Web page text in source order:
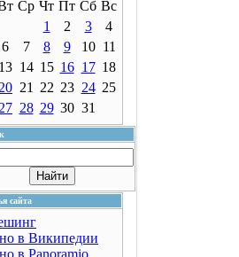
Ср Чт Пт Сб Вс
1
2 3
4
6 7 8 9 10 11
13 14 15 16 17 18
20 21 22 23 24 25
27 28 29 30 31
сайта
в Википедии
в Panoramio